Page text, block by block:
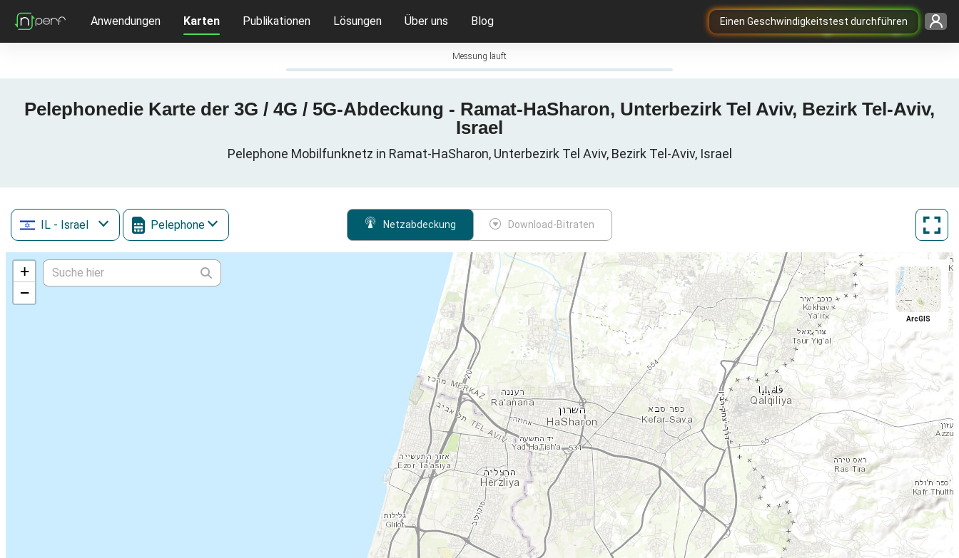
Einen Geschwindigkeitstest durchführen
Anwendungen Karten Publikationen Lösungen Über uns Blog
Messung läuft
Pelephonedie Karte der 3G / 4G / 5G-Abdeckung - Ramat-HaSharon, Unterbezirk Tel Aviv, Bezirk Tel-Aviv,
Israel
Pelephone Mobilfunknetz in Ramat-HaSharon, Unterbezirk Tel Aviv, Bezirk Tel-Aviv, Israel
IL - Israel Pelephone Netzabdeckung Download-Bitraten
+
−
ArcGIS